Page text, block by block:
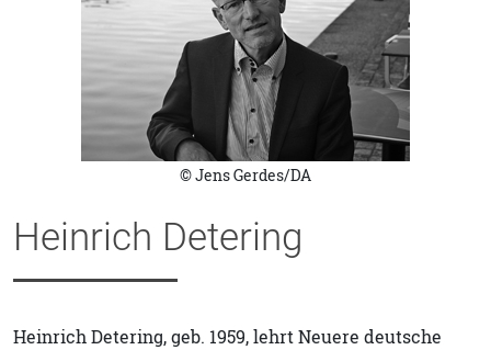
© Jens Gerdes/DA
Heinrich Detering
Heinrich Detering, geb. 1959, lehrt Neuere deutsche